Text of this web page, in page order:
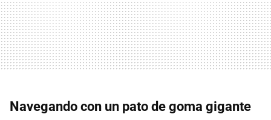
Navegando con un pato de goma gigante